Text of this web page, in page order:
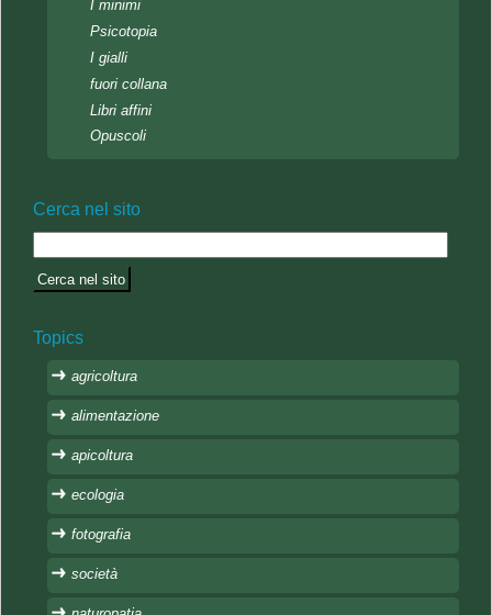
I minimi
Psicotopia
I gialli
fuori collana
Libri affini
Opuscoli
Cerca nel sito
Topics
agricoltura
alimentazione
apicoltura
ecologia
fotografia
società